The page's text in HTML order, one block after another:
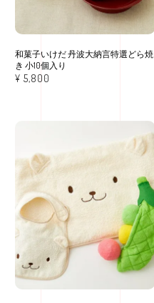
和菓子いけだ 丹波大納言特選どら焼
き 小10個入り
¥ 5,800